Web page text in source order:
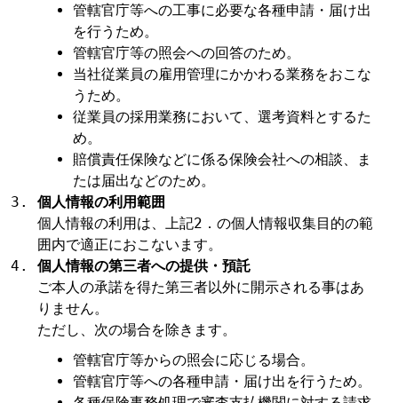
管轄官庁等への工事に必要な各種申請・届け出
を行うため。
管轄官庁等の照会への回答のため。
当社従業員の雇用管理にかかわる業務をおこな
うため。
従業員の採用業務において、選考資料とするた
め。
賠償責任保険などに係る保険会社への相談、ま
たは届出などのため。
個人情報の利用範囲
個人情報の利用は、上記2．の個人情報収集目的の範
囲内で適正におこないます。
個人情報の第三者への提供・預託
ご本人の承諾を得た第三者以外に開示される事はあ
りません。
ただし、次の場合を除きます。
管轄官庁等からの照会に応じる場合。
管轄官庁等への各種申請・届け出を行うため。